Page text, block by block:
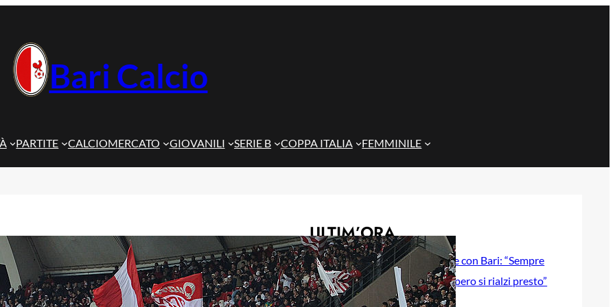
Bari Calcio
PARTITE CALCIOMERCATO GIOVANILI SERIE B COPPA ITALIA FEMMINILE
ULTIM’ORA
Gazzi e il legame con Bari: “Sempre
nel mio cuore, spero si rialzi presto”
29 Maggio 2026